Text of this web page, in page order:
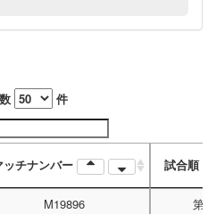
件
ッチナンバー 試合順
M19896
第1